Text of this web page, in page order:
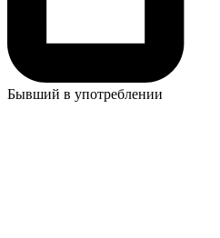
Бывший в употреблении